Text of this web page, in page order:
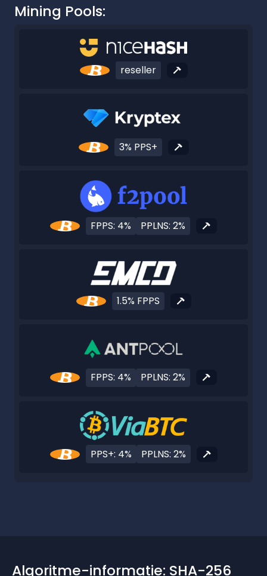
Mining Pools:
reseller
3% PPS+
FPPS: 4% PPLNS: 2%
1.5% FPPS
FPPS: 4% PPLNS: 2%
PPS+: 4% PPLNS: 2%
Algoritme-informatie: SHA-256